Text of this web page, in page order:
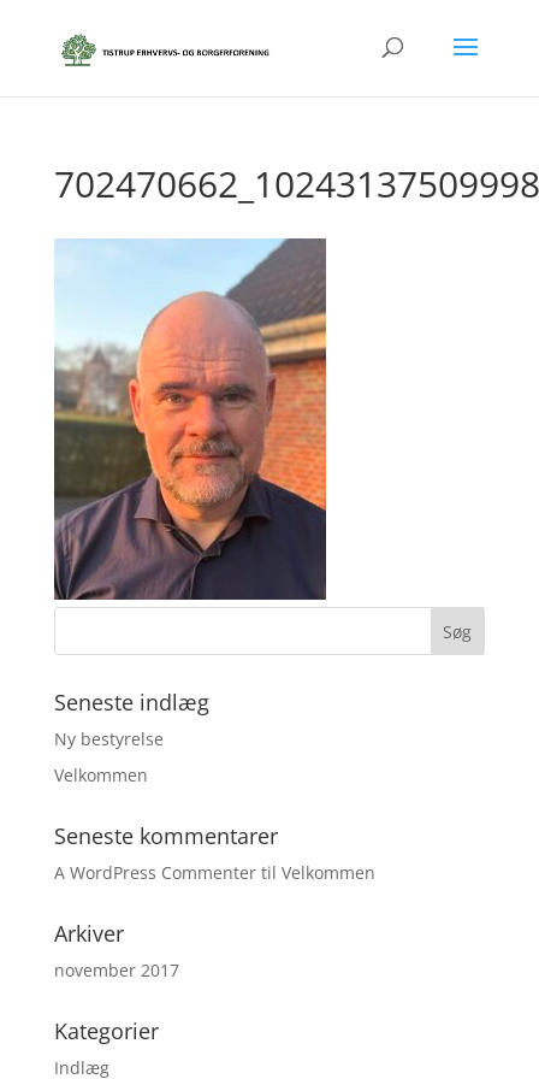
Seneste indlæg
Ny bestyrelse
Velkommen
Seneste kommentarer
A WordPress Commentertil Velkommen
Arkiver
november 2017
Kategorier
Indlæg